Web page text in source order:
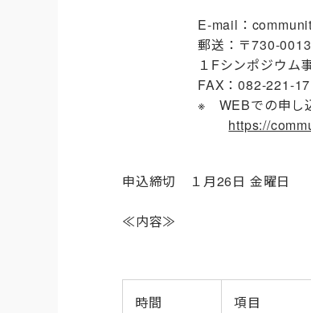
E-mail：
郵送：〒730-
１Fシンポジウム
FAX：082-221-
※ WEBでの申し
https://
申込締切 １月26日 金曜日
≪内容≫
時間 項目